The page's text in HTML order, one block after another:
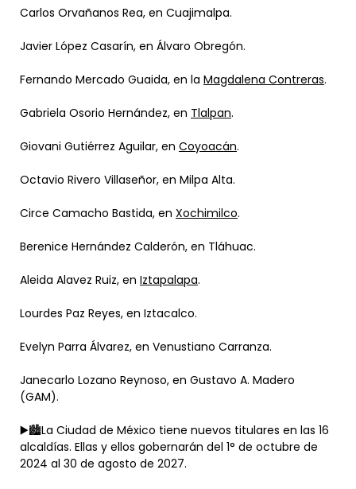
Carlos Orvañanos Rea, en Cuajimalpa.
Javier López Casarín, en Álvaro Obregón.
Fernando Mercado Guaida, en la Magdalena Contreras.
Gabriela Osorio Hernández, en Tlalpan.
Giovani Gutiérrez Aguilar, en Coyoacán.
Octavio Rivero Villaseñor, en Milpa Alta.
Circe Camacho Bastida, en Xochimilco.
Berenice Hernández Calderón, en Tláhuac.
Aleida Alavez Ruiz, en Iztapalapa.
Lourdes Paz Reyes, en Iztacalco.
Evelyn Parra Álvarez, en Venustiano Carranza.
Janecarlo Lozano Reynoso, en Gustavo A. Madero
(GAM).
▶️🏙️La Ciudad de México tiene nuevos titulares en las 16
alcaldías. Ellas y ellos gobernarán del 1° de octubre de
2024 al 30 de agosto de 2027.